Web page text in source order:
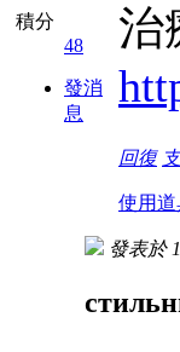
積分
48
發消
息
治
回復
使用道
發表於